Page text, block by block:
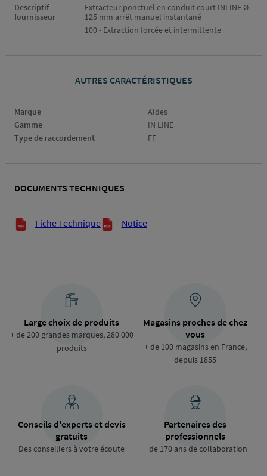
Descriptif
fournisseur
Extracteur ponctuel en conduit court INLINE Ø
125 mm arrêt manuel instantané
100 - Extraction forcée et intermittente
AUTRES CARACTÉRISTIQUES
Marque Marque
Aldes
Gamme
Gamme
IN LINE
Type de raccordement
Type
FF
DOCUMENTS TECHNIQUES
Documents techniques
Fiche Technique Notice
Large choix de produits
+ de 200 grandes marques, 280 000
produits
Magasins proches de chez
vous
+ de 100 magasins en France,
depuis 1855
Conseils d'experts et devis
gratuits
Des conseillers à votre écoute
Partenaires des
professionnels
+ de 170 ans de collaboration